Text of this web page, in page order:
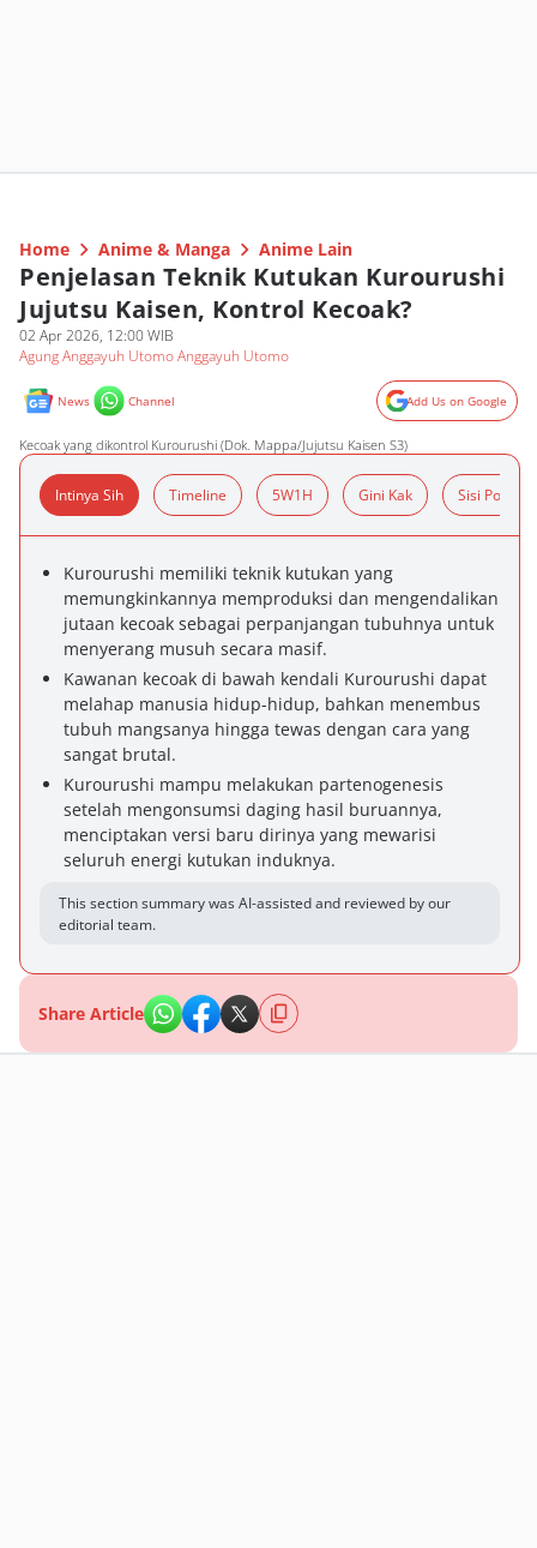
Home Anime & Manga Anime Lain
Penjelasan Teknik Kutukan Kurourushi
Jujutsu Kaisen, Kontrol Kecoak?
02 Apr 2026, 12:00 WIB
Agung Anggayuh Utomo Anggayuh Utomo
News Channel Add Us on Google
Kecoak yang dikontrol Kurourushi (Dok. Mappa/Jujutsu Kaisen S3)
Intinya Sih Timeline 5W1H Gini Kak Sisi Positif
Kurourushi memiliki teknik kutukan yang
memungkinkannya memproduksi dan mengendalikan
jutaan kecoak sebagai perpanjangan tubuhnya untuk
menyerang musuh secara masif.
Kawanan kecoak di bawah kendali Kurourushi dapat
melahap manusia hidup-hidup, bahkan menembus
tubuh mangsanya hingga tewas dengan cara yang
sangat brutal.
Kurourushi mampu melakukan partenogenesis
setelah mengonsumsi daging hasil buruannya,
menciptakan versi baru dirinya yang mewarisi
seluruh energi kutukan induknya.
This section summary was AI-assisted and reviewed by our
editorial team.
Share Article